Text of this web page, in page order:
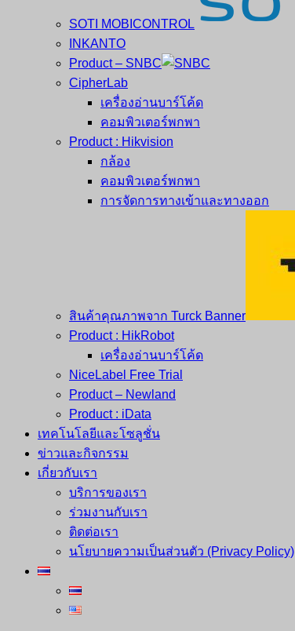
SOTI MOBICONTROL
INKANTO
Product – SNBC
CipherLab
เครื่องอ่านบาร์โค้ด
คอมพิวเตอร์พกพา
Product : Hikvision
กล้อง
คอมพิวเตอร์พกพา
การจัดการทางเข้าและทางออก
สินค้าคุณภาพจาก Turck Banner
Product : HikRobot
เครื่องอ่านบาร์โค้ด
NiceLabel Free Trial
Product – Newland
Product : iData
เทคโนโลยีและโซลูชั่น
ข่าวและกิจกรรม
เกี่ยวกับเรา
บริการของเรา
ร่วมงานกับเรา
ติดต่อเรา
นโยบายความเป็นส่วนตัว (Privacy Policy)